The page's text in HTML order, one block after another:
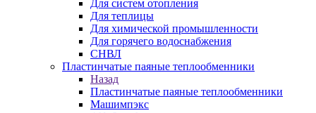
Для систем отопления
Для теплицы
Для химической промышленности
Для горячего водоснабжения
СНВЛ
Пластинчатые паяные теплообменники
Назад
Пластинчатые паяные теплообменники
Машимпэкс